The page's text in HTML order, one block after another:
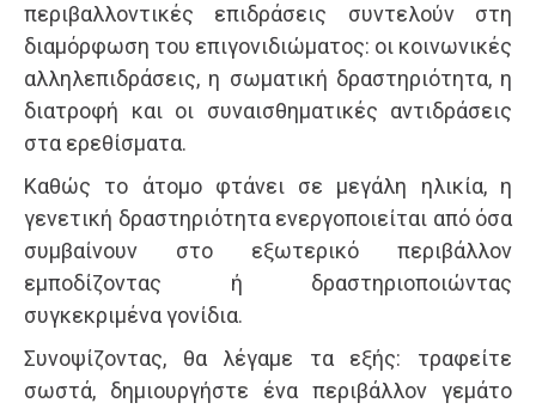
περιβαλλοντικές επιδράσεις συντελούν στη
διαμόρφωση του επιγονιδιώματος: οι κοινωνικές
αλληλεπιδράσεις, η σωματική δραστηριότητα, η
διατροφή και οι συναισθηματικές αντιδράσεις
στα ερεθίσματα.
Καθώς το άτομο φτάνει σε μεγάλη ηλικία, η
γενετική δραστηριότητα ενεργοποιείται από όσα
συμβαίνουν στο εξωτερικό περιβάλλον
εμποδίζοντας ή δραστηριοποιώντας
συγκεκριμένα γονίδια.
Συνοψίζοντας, θα λέγαμε τα εξής: τραφείτε
σωστά, δημιουργήστε ένα περιβάλλον γεμάτο